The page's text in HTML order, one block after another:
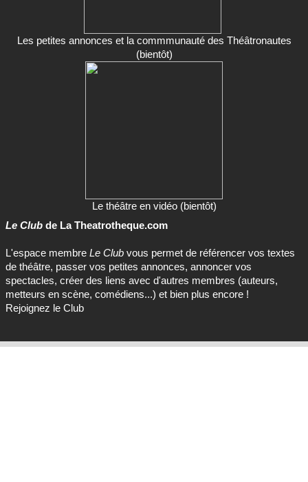
Les petites annonces et la commmunauté des Théâtronautes
(bientôt)
Le théâtre en vidéo (bientôt)
Le Club de La Theatrotheque.com
L'espace membre Le Club vous permet de référencer vos textes
de théâtre, passer vos petites annonces, annoncer vos
spectacles, créer des liens avec d'autres membres (auteurs,
metteurs en scène, comédiens...) et bien plus encore !
Rejoignez le Club